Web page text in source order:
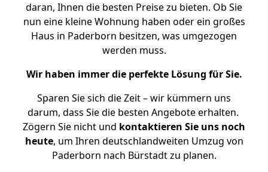
daran, Ihnen die besten Preise zu bieten. Ob Sie
nun eine kleine Wohnung haben oder ein großes
Haus in Paderborn besitzen, was umgezogen
werden muss.
Wir haben immer die perfekte Lösung für Sie.
Sparen Sie sich die Zeit – wir kümmern uns
darum, dass Sie die besten Angebote erhalten.
Zögern Sie nicht und kontaktieren Sie uns noch
heute, um Ihren deutschlandweiten Umzug von
Paderborn nach Bürstadt zu planen.